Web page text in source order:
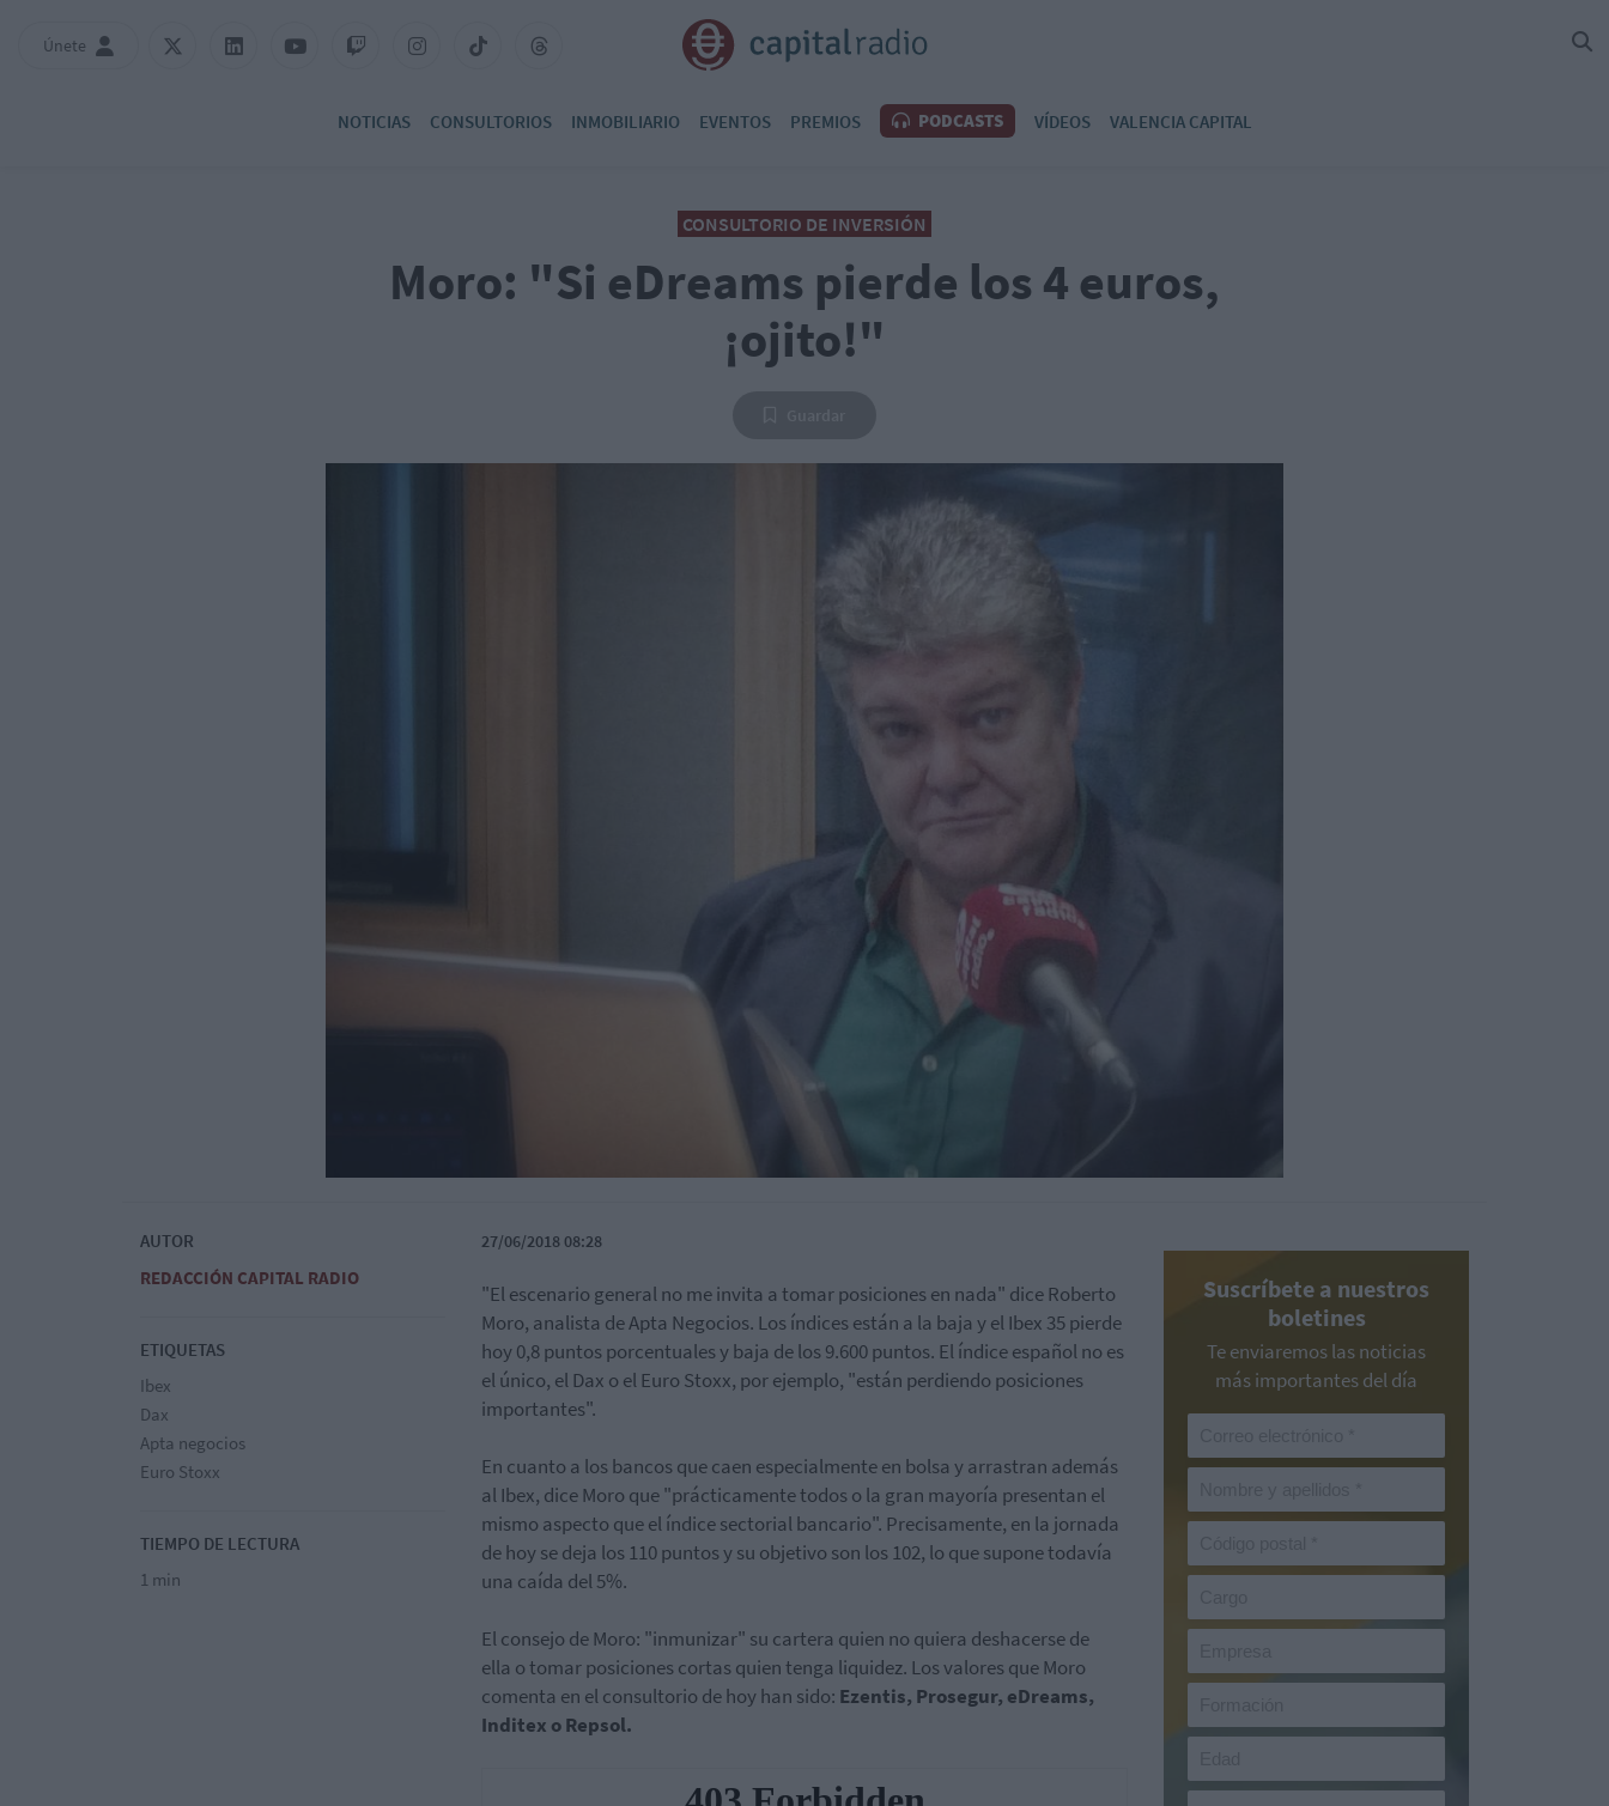
Únete
NOTICIAS CONSULTORIOS INMOBILIARIO EVENTOS PREMIOS PODCASTS VÍDEOS VALENCIA CAPITAL
CONSULTORIO DE INVERSIÓN
Moro: "Si eDreams pierde los 4 euros,
¡ojito!"
AUTOR
REDACCIÓN CAPITAL RADIO
ETIQUETAS
Ibex
Dax
Apta negocios
Euro Stoxx
TIEMPO DE LECTURA
1 min
27/06/2018 08:28
"El escenario general no me invita a tomar posiciones en nada" dice Roberto
Moro, analista de Apta Negocios. Los índices están a la baja y el Ibex 35 pierde
hoy 0,8 puntos porcentuales y baja de los 9.600 puntos. El índice español no es
el único, el Dax o el Euro Stoxx, por ejemplo, "están perdiendo posiciones
importantes".
En cuanto a los bancos que caen especialmente en bolsa y arrastran además
al Ibex, dice Moro que "prácticamente todos o la gran mayoría presentan el
mismo aspecto que el índice sectorial bancario". Precisamente, en la jornada
de hoy se deja los 110 puntos y su objetivo son los 102, lo que supone todavía
una caída del 5%.
El consejo de Moro: "inmunizar" su cartera quien no quiera deshacerse de
ella o tomar posiciones cortas quien tenga liquidez. Los valores que Moro
comenta en el consultorio de hoy han sido: Ezentis, Prosegur, eDreams,
Inditex o Repsol.
Suscríbete a nuestros
boletines
Te enviaremos las noticias
más importantes del día